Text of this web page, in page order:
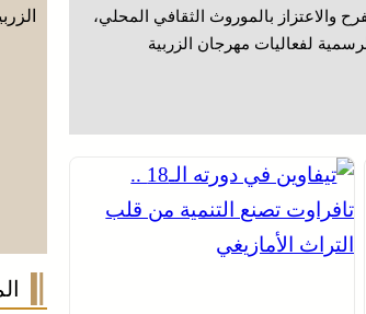
والاعتزاز بالموروث الثقافي المحلي،
لفعاليات مهرجان الزربية
3 مارس، وسط حضور جماهيري كثيف من ساكنة